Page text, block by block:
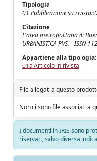
Tipologia
01 Pubblicazione su
Citazione
L'area metropolitana di
URBANISTICA PVS. - ISSN
Appartiene alla tipologia:
01a Articolo in rivista
File allegati a questo
Non ci sono file associati a
I documenti in IRIS sono
riservati, salvo diversa